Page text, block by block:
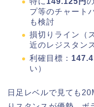
プ等のチャート
も検討
損切りライン（
近のレジスタン
利確目標：
い）
日足レベルで見ても